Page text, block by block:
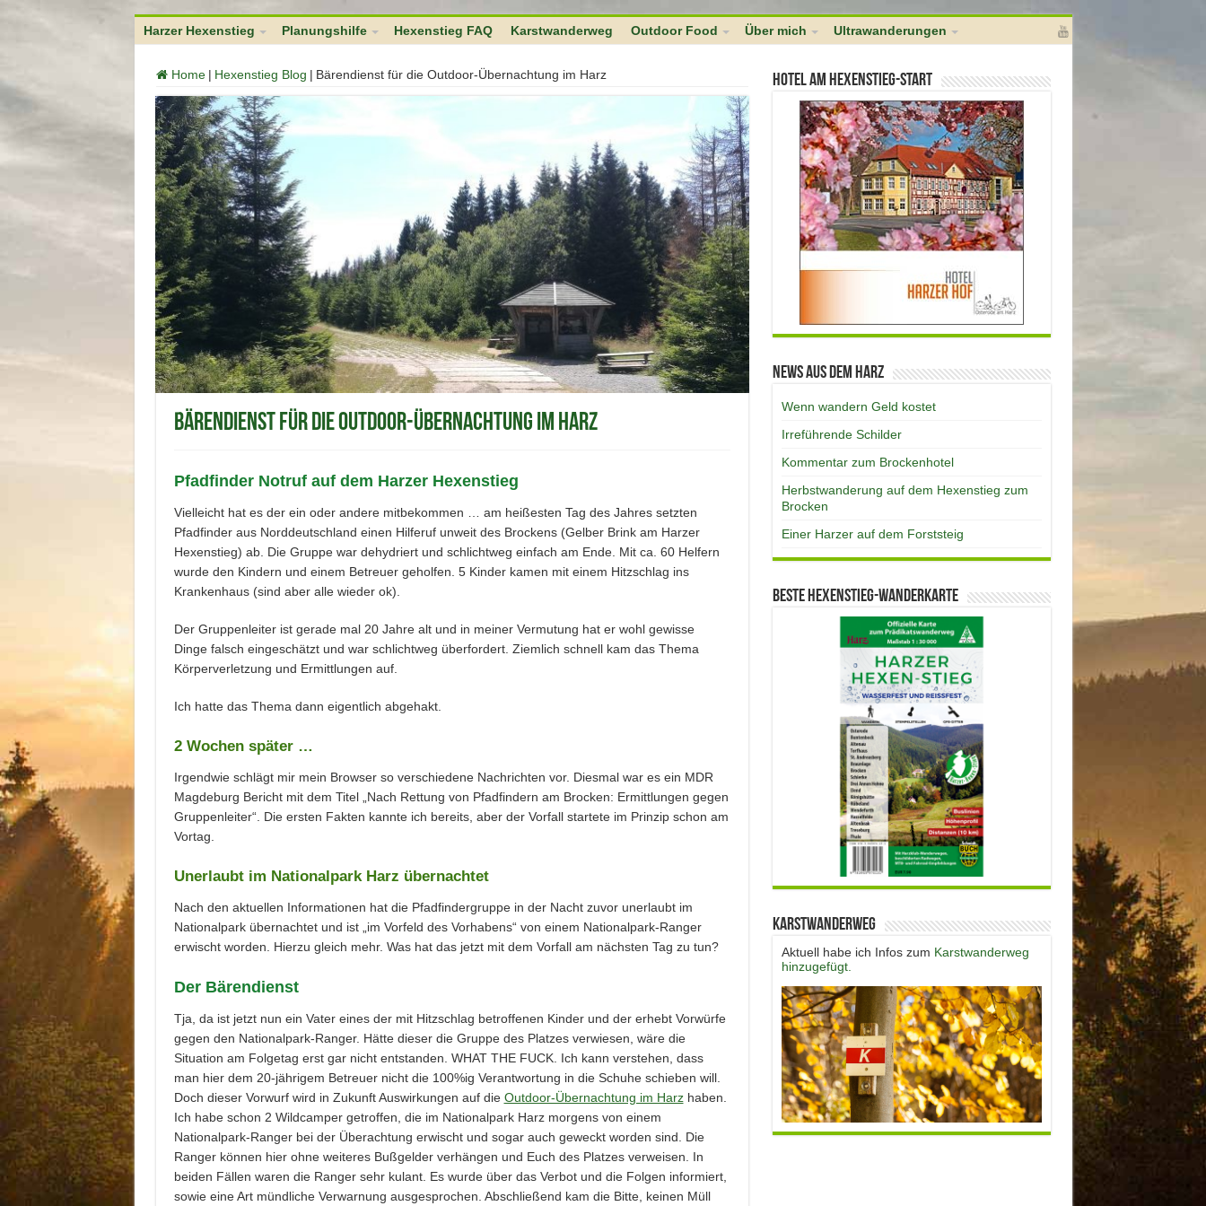
Harzer Hexenstieg
Planungshilfe Hexenstieg FAQ Karstwanderweg Outdoor Food Über mich Ultrawanderungen
Home | Hexenstieg Blog | Bärendienst für die Outdoor-Übernachtung im Harz
Bärendienst für die Outdoor-Übernachtung im Harz
Pfadfinder Notruf auf dem Harzer Hexenstieg
Vielleicht hat es der ein oder andere mitbekommen … am heißesten Tag des Jahres setzten
Pfadfinder aus Norddeutschland einen Hilferuf unweit des Brockens (Gelber Brink am Harzer
Hexenstieg) ab. Die Gruppe war dehydriert und schlichtweg einfach am Ende. Mit ca. 60 Helfern
wurde den Kindern und einem Betreuer geholfen. 5 Kinder kamen mit einem Hitzschlag ins
Krankenhaus (sind aber alle wieder ok).
Der Gruppenleiter ist gerade mal 20 Jahre alt und in meiner Vermutung hat er wohl gewisse
Dinge falsch eingeschätzt und war schlichtweg überfordert. Ziemlich schnell kam das Thema
Körperverletzung und Ermittlungen auf.
Ich hatte das Thema dann eigentlich abgehakt.
2 Wochen später …
Irgendwie schlägt mir mein Browser so verschiedene Nachrichten vor. Diesmal war es ein MDR
Magdeburg Bericht mit dem Titel „Nach Rettung von Pfadfindern am Brocken: Ermittlungen gegen
Gruppenleiter“. Die ersten Fakten kannte ich bereits, aber der Vorfall startete im Prinzip schon am
Vortag.
Unerlaubt im Nationalpark Harz übernachtet
Nach den aktuellen Informationen hat die Pfadfindergruppe in der Nacht zuvor unerlaubt im
Nationalpark übernachtet und ist „im Vorfeld des Vorhabens“ von einem Nationalpark-Ranger
erwischt worden. Hierzu gleich mehr. Was hat das jetzt mit dem Vorfall am nächsten Tag zu tun?
Der Bärendienst
Tja, da ist jetzt nun ein Vater eines der mit Hitzschlag betroffenen Kinder und der erhebt Vorwürfe
gegen den Nationalpark-Ranger. Hätte dieser die Gruppe des Platzes verwiesen, wäre die
Situation am Folgetag erst gar nicht entstanden. WHAT THE FUCK. Ich kann verstehen, dass
man hier dem 20-jährigem Betreuer nicht die 100%ig Verantwortung in die Schuhe schieben will.
Doch dieser Vorwurf wird in Zukunft Auswirkungen auf die Outdoor-Übernachtung im Harzhaben.
Ich habe schon 2 Wildcamper getroffen, die im Nationalpark Harz morgens von einem
Nationalpark-Ranger bei der Überachtung erwischt und sogar auch geweckt worden sind. Die
Ranger können hier ohne weiteres Bußgelder verhängen und Euch des Platzes verweisen. In
beiden Fällen waren die Ranger sehr kulant. Es wurde über das Verbot und die Folgen informiert,
sowie eine Art mündliche Verwarnung ausgesprochen. Abschließend kam die Bitte, keinen Müll
Hotel am Hexenstieg-Start
News aus dem Harz
Wenn wandern Geld kostet
Irreführende Schilder
Kommentar zum Brockenhotel
Herbstwanderung auf dem Hexenstieg zum
Brocken
Einer Harzer auf dem Forststeig
Beste Hexenstieg-Wanderkarte
Karstwanderweg
Aktuell habe ich Infos zum Karstwanderweg
hinzugefügt.